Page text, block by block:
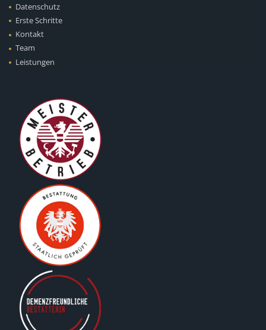
Datenschutz
Erste Schritte
Kontakt
Team
Leistungen